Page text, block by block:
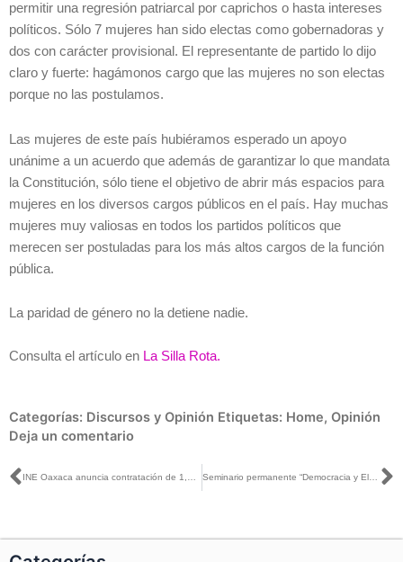
permitir una regresión patriarcal por caprichos o hasta intereses
políticos. Sólo 7 mujeres han sido electas como gobernadoras y
dos con carácter provisional. El representante de partido lo dijo
claro y fuerte: hagámonos cargo que las mujeres no son electas
porque no las postulamos.
Las mujeres de este país hubiéramos esperado un apoyo
unánime a un acuerdo que además de garantizar lo que mandata
la Constitución, sólo tiene el objetivo de abrir más espacios para
mujeres en los diversos cargos públicos en el país. Hay muchas
mujeres muy valiosas en todos los partidos políticos que
merecen ser postuladas para los más altos cargos de la función
pública.
La paridad de género no la detiene nadie.
Consulta el artículo en La Silla Rota.
Categorías: Discursos y Opinión Etiquetas: Home, Opinión
Deja un comentario
Ant Seminario permanente “Democracia y Elecciones en el Mundo” Segunda sesión.